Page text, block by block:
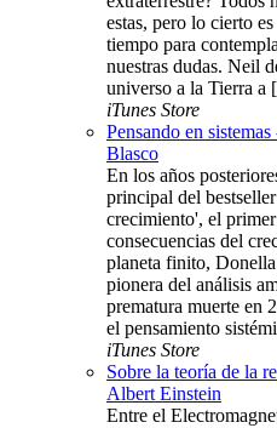
estas, pero lo cierto
tiempo para
nuestras dudas. Neil
universo a la Tierra
iTunes Store
Pensando en
Blasco
En los años
principal del
crecimiento', el
consecuencias del
planeta finito,
pionera del análisis
prematura muerte en
el pensamiento
iTunes Store
Sobre la teoría de la
Albert Einstein
Entre el